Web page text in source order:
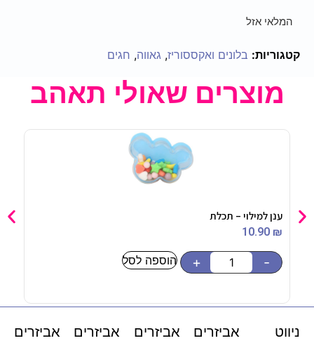
המלאי אזל
קטגוריות: בלונים ואקססוריז, גאווה, חגים
מוצרים שאולי תאהב
ענן למילוי – תכלת
10.90 ₪
-
+ הוספה לסל
ניווט
אביזרים
אביזרים
אביזרים
אביזרים